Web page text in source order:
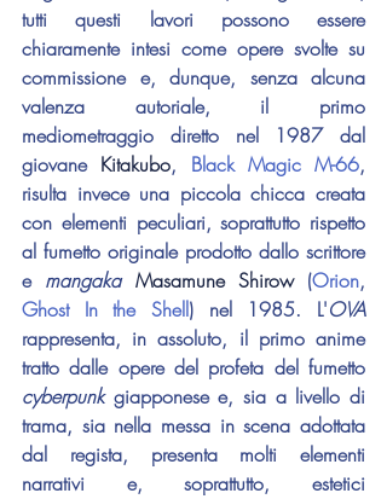
tutti questi lavori possono essere
chiaramente intesi come opere svolte su
commissione e, dunque, senza alcuna
valenza autoriale, il primo
mediometraggio diretto nel 1987 dal
giovane Kitakubo, Black Magic M-66,
risulta invece una piccola chicca creata
con elementi peculiari, soprattutto rispetto
al fumetto originale prodotto dallo scrittore
e mangaka Masamune Shirow (Orion
Ghost In the Shell) nel 1985. L'OVA
rappresenta, in assoluto, il primo anime
cyberpunk giapponese e, sia a livello di
trama, sia nella messa in scena adottata
dal regista, presenta molti elementi
narrativi e, soprattutto, estetici